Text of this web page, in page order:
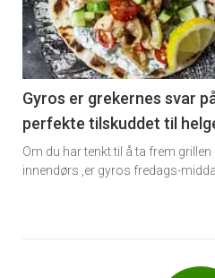
nå
-
6
Gyros er grekernes svar
perfekte tilskuddet til
Om du har tenkt til å ta frem
innendørs ,er gyros fredags-